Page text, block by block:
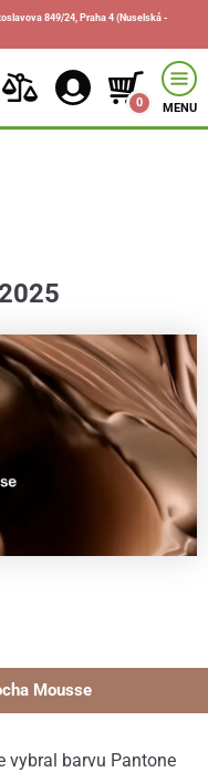
849/24, Praha 4 (Nuselská -
0 MENU
Mousse
vybral barvu Pantone